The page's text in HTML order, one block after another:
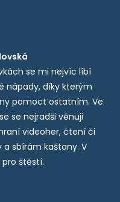
se mi nejvíc líbí
nápady, díky kterým
pomoct ostatním. Ve
se nejradši věnuji
videoher, čtení či
sbírám kaštany. V
štěstí.